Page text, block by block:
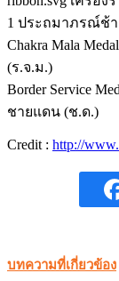
1 ประถมาภรณ์ช้า
Chakra Mala
(ร.จ.ม.)
Border Service
ชายแดน (ช.ด.)
Credit : http://
บทความที่เกี่ยวข้อง